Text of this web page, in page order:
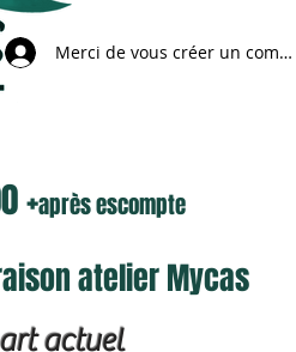
Merci de vous créer un compte
+après escompte
atelier Mycas
actuel